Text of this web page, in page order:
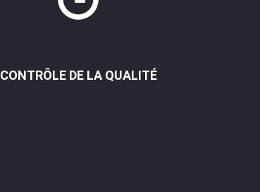
CONTRÔLE DE LA QUALITÉ